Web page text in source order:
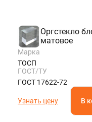
Оргстекло
матовое
Марка
ТОСП
ГОСТ/ТУ
ГОСТ 17622-72
Узнать цену В